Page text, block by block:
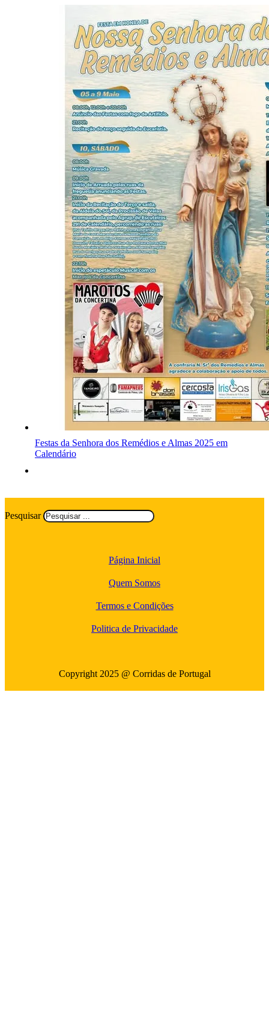
Festas da Senhora dos Remédios e Almas 2025 em
Calendário
Pesquisar
Página Inicial
Quem Somos
Termos e Condições
Politica de Privacidade
Copyright 2025 @ Corridas de Portugal